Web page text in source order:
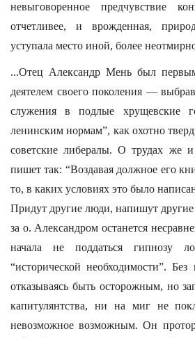
невыговоренное предчувствие
отчетливее, и врожденная,
уступала место иной, более
...Отец Александр Мень был
деятелем своего поколения —
служения в подлые хрущевские
ленинским нормам”, как охотно
советские либералы. О трудах же
пишет так: “Воздавая должное его
то, в каких условиях это было
Придут другие люди, напишут
за о. Александром останется
начала не поддаться гипнозу
“исторической необходимости”.
отказываясь быть осторожным, но
капитулянтства, ни на миг не
невозможное возможным. Он